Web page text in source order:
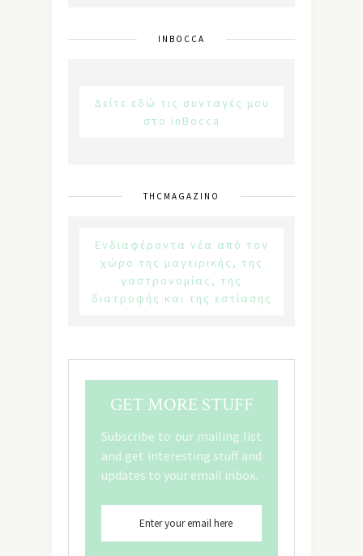
INBOCCA
Δείτε εδώ τις συνταγές μου
στο inBocca
THCMAGAZINO
Ενδιαφέροντα νέα από τον
χώρο της μαγειρικής, της
γαστρονομίας, της
διατροφής και της εστίασης
GET MORE STUFF
Subscribe to our mailing list
and get interesting stuff and
updates to your email inbox.